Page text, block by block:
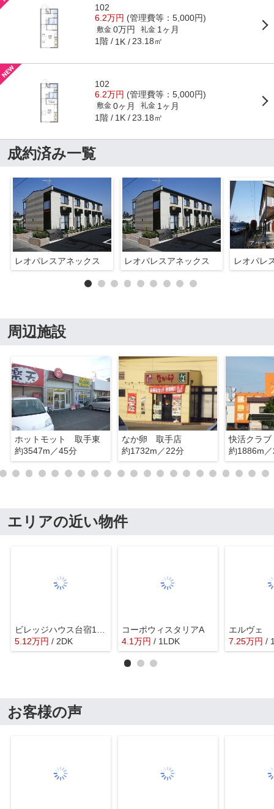
102
6.2万円 (管理費等：5,000円)
敷金 0万円 礼金 1ヶ月
1階 1K 23.18㎡
102
6.2万円 (管理費等：5,000円)
敷金 0ヶ月 礼金 1ヶ月
1階 1K 23.18㎡
成約済み一覧
レオパレスアネックス レオパレスアネックス レオパレ
周辺施設
ホットモット 取手東
約3547m／45分
なか卵 取手店
約1732m／22分
快活クラ
約1886m
エリアの近い物件
5.12万円 / 2DK
コーポウィスタリアA
4.1万円 / 1LDK
エルヴェ
7.25万円 /
お客様の声